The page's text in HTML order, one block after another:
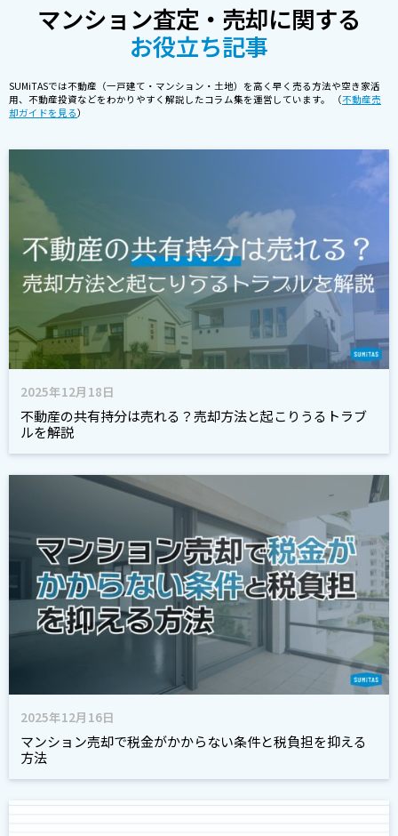
マンション査定・売却に関する
お役立ち記事
SUMiTASでは不動産（一戸建て・マンション・土地）を高く早く売る方法や空き家活
用、不動産投資などをわかりやすく解説したコラム集を運営しています。 （不動産売
却ガイドを見る）
2025年12月18日
不動産の共有持分は売れる？売却方法と起こりうるトラブ
ルを解説
2025年12月16日
マンション売却で税金がかからない条件と税負担を抑える
方法